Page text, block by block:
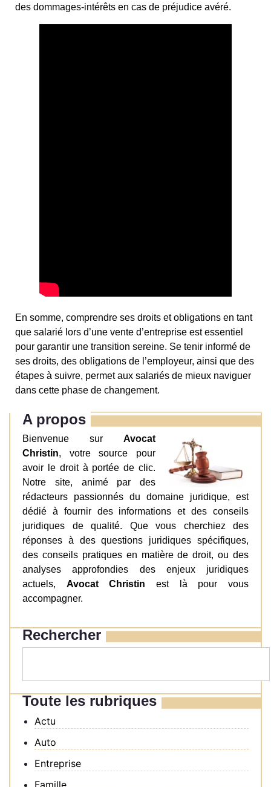
des dommages-intérêts en cas de préjudice avéré.
En somme, comprendre ses droits et obligations en tant
que salarié lors d’une vente d’entreprise est essentiel
pour garantir une transition sereine. Se tenir informé de
ses droits, des obligations de l’employeur, ainsi que des
étapes à suivre, permet aux salariés de mieux naviguer
dans cette phase de changement.
A propos
Bienvenue sur Avocat
Christin, votre source pour
avoir le droit à portée de clic.
Notre site, animé par des
rédacteurs passionnés du domaine juridique, est
dédié à fournir des informations et des conseils
juridiques de qualité. Que vous cherchiez des
réponses à des questions juridiques spécifiques,
des conseils pratiques en matière de droit, ou des
analyses approfondies des enjeux juridiques
actuels, Avocat Christin est là pour vous
accompagner.
Rechercher
Toute les rubriques
Actu
Auto
Entreprise
Famille